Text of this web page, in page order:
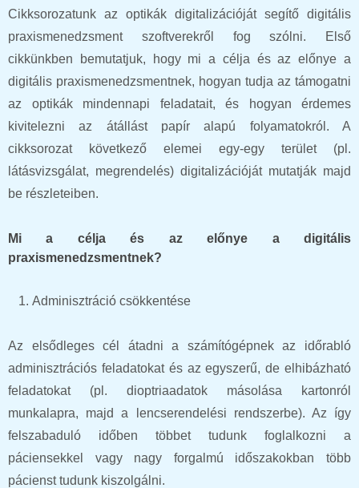
Cikksorozatunk az optikák digitalizációját segítő digitális
praxismenedzsment szoftverekről fog szólni. Első
cikkünkben bemutatjuk, hogy mi a célja és az előnye a
digitális praxismenedzsmentnek, hogyan tudja az támogatni
az optikák mindennapi feladatait, és hogyan érdemes
kivitelezni az átállást papír alapú folyamatokról. A
cikksorozat következő elemei egy-egy terület (pl.
látásvizsgálat, megrendelés) digitalizációját mutatják majd
be részleteiben.
Mi a célja és az előnye a digitális
praxismenedzsmentnek?
Adminisztráció csökkentése
Az elsődleges cél átadni a számítógépnek az időrabló
adminisztrációs feladatokat és az egyszerű, de elhibázható
feladatokat (pl. dioptriaadatok másolása kartonról
munkalapra, majd a lencserendelési rendszerbe). Az így
felszabaduló időben többet tudunk foglalkozni a
páciensekkel vagy nagy forgalmú időszakokban több
pácienst tudunk kiszolgálni.